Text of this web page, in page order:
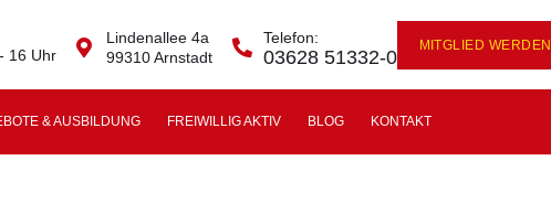
16 Uhr
Lindenallee 4a
99310 Arnstadt
Telefon:
03628 51332-0
MITGLIED WERDEN
& AUSBILDUNG FREIWILLIG AKTIV BLOG KONTAKT